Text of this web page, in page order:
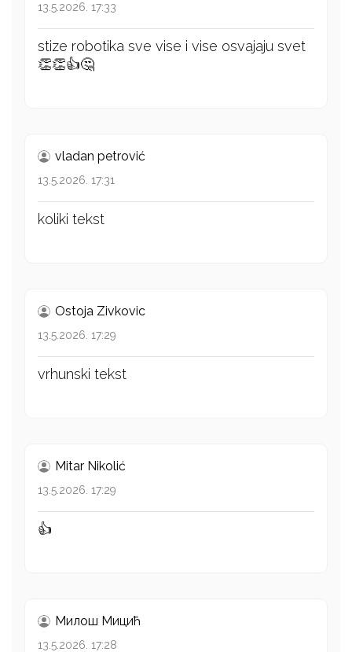
13.5.2026. 17:33
stize robotika sve vise i vise osvajaju svet
👏👏👍🤔
vladan petrović
13.5.2026. 17:31
koliki tekst
Ostoja Zivkovic
13.5.2026. 17:29
vrhunski tekst
Mitar Nikolić
13.5.2026. 17:29
👍
Милош Mицић
13.5.2026. 17:28